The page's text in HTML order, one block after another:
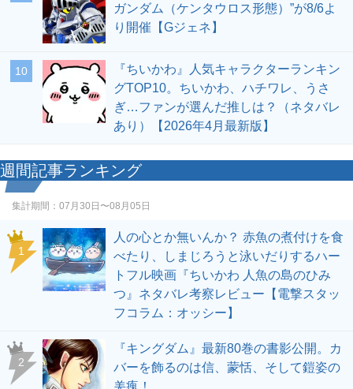
ガンダム（ケンタウロス形態）”が8/6よ
り開催【Gジェネ】
10
『ちいかわ』人気キャラクターランキン
グTOP10。ちいかわ、ハチワレ、うさ
ぎ…ファンが選んだ推しは？（ネタバレ
あり）【2026年4月最新版】
週間記事ランキング
集計期間： 07月30日〜08月05日
1
人の心とか無いんか？ 赤魚の煮付けを食
べたり、しまじろうと泳いだりするハー
トフル映画『ちいかわ 人魚の島のひみ
つ』ネタバレ考察レビュー【電撃スタッ
フコラム：オッシー】
2
『キングダム』最新80巻の書影公開。カ
バーを飾るのは信、蒙恬、そして鎧姿の
羌瘣！